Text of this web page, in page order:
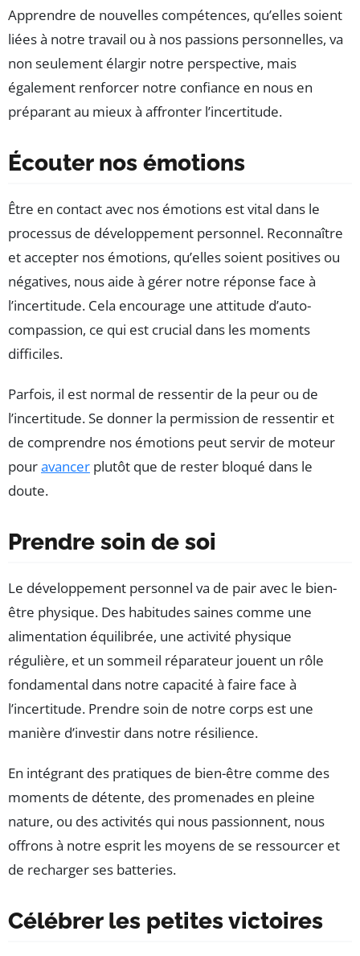
Apprendre de nouvelles compétences, qu’elles soient
liées à notre travail ou à nos passions personnelles, va
non seulement élargir notre perspective, mais
également renforcer notre confiance en nous en
préparant au mieux à affronter l’incertitude.
Écouter nos émotions
Être en contact avec nos émotions est vital dans le
processus de développement personnel. Reconnaître
et accepter nos émotions, qu’elles soient positives ou
négatives, nous aide à gérer notre réponse face à
l’incertitude. Cela encourage une attitude d’auto-
compassion, ce qui est crucial dans les moments
difficiles.
Parfois, il est normal de ressentir de la peur ou de
l’incertitude. Se donner la permission de ressentir et
de comprendre nos émotions peut servir de moteur
pouravancer plutôt que de rester bloqué dans le
doute.
Prendre soin de soi
Le développement personnel va de pair avec le bien-
être physique. Des habitudes saines comme une
alimentation équilibrée, une activité physique
régulière, et un sommeil réparateur jouent un rôle
fondamental dans notre capacité à faire face à
l’incertitude. Prendre soin de notre corps est une
manière d’investir dans notre résilience.
En intégrant des pratiques de bien-être comme des
moments de détente, des promenades en pleine
nature, ou des activités qui nous passionnent, nous
offrons à notre esprit les moyens de se ressourcer et
de recharger ses batteries.
Célébrer les petites victoires